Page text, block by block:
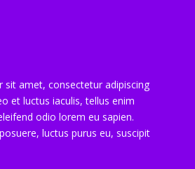
sit amet, consectetur adipiscing
et luctus iaculis, tellus enim
odio lorem eu sapien.
luctus purus eu, suscipit